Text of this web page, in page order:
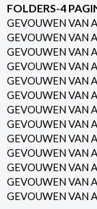
FOLDERS-4
GEVOUWEN VAN
GEVOUWEN VAN
GEVOUWEN VAN
GEVOUWEN VAN
GEVOUWEN VAN
GEVOUWEN VAN
GEVOUWEN VAN
GEVOUWEN VAN
GEVOUWEN VAN
GEVOUWEN VAN
GEVOUWEN VAN
GEVOUWEN VAN
GEVOUWEN VAN